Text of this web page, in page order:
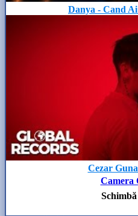
Danya - Cand
Cezar
Camera